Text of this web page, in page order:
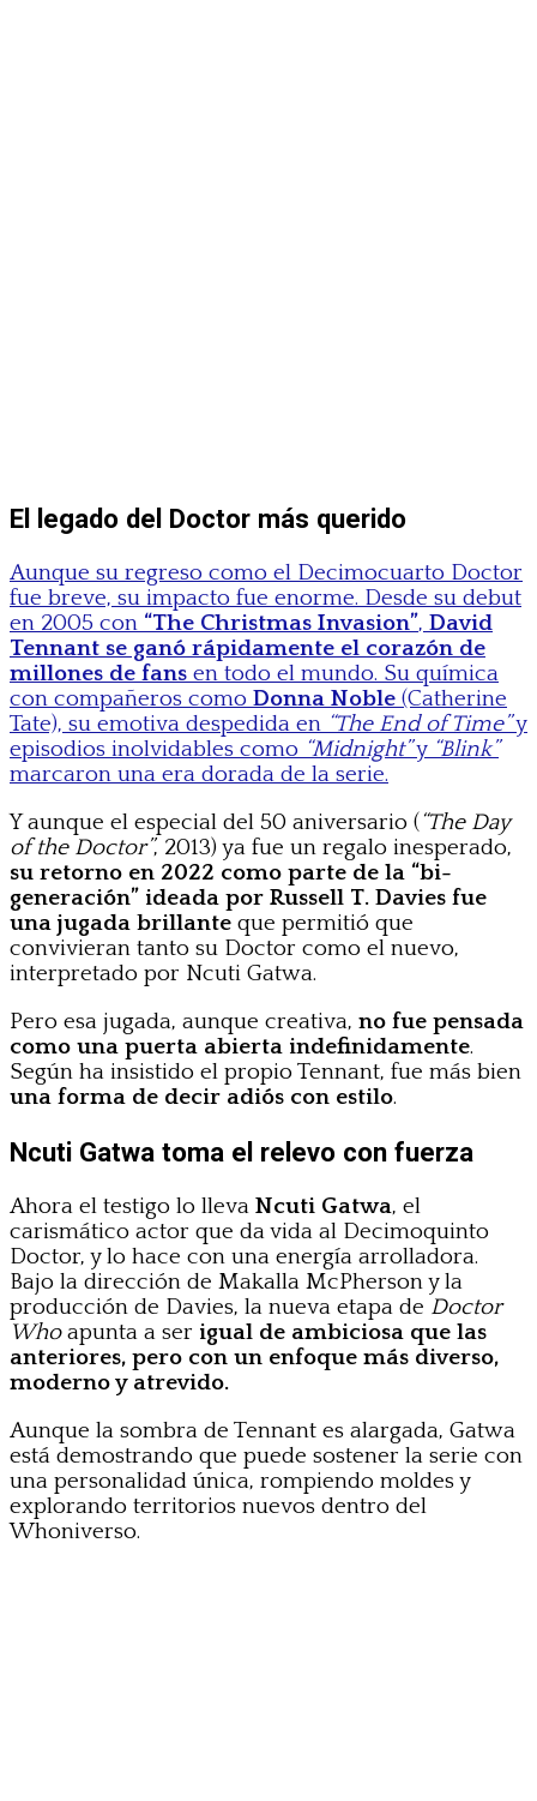
El legado del Doctor más querido
Aunque su regreso como el Decimocuarto Doctor
fue breve, su impacto fue enorme. Desde su debut
en 2005 con “The Christmas Invasion”, David
Tennant se ganó rápidamente el corazón de
millones de fans en todo el mundo. Su química
con compañeros como Donna Noble (Catherine
Tate), su emotiva despedida en “The End of Time”y
episodios inolvidables como “Midnight”y “Blink”
marcaron una era dorada de la serie.
Y aunque el especial del 50 aniversario ( “The Day
of the Doctor”, 2013) ya fue un regalo inesperado,
su retorno en 2022 como parte de la “bi-
generación” ideada por Russell T. Davies fue
una jugada brillante que permitió que
convivieran tanto su Doctor como el nuevo,
interpretado por Ncuti Gatwa.
Pero esa jugada, aunque creativa, no fue pensada
como una puerta abierta indefinidamente.
Según ha insistido el propio Tennant, fue más bien
una forma de decir adiós con estilo.
Ncuti Gatwa toma el relevo con fuerza
Ahora el testigo lo lleva Ncuti Gatwa, el
carismático actor que da vida al Decimoquinto
Doctor, y lo hace con una energía arrolladora.
Bajo la dirección de Makalla McPherson y la
producción de Davies, la nueva etapa de Doctor
Whoapunta a ser igual de ambiciosa que las
anteriores, pero con un enfoque más diverso,
moderno y atrevido.
Aunque la sombra de Tennant es alargada, Gatwa
está demostrando que puede sostener la serie con
una personalidad única, rompiendo moldes y
explorando territorios nuevos dentro del
Whoniverso.